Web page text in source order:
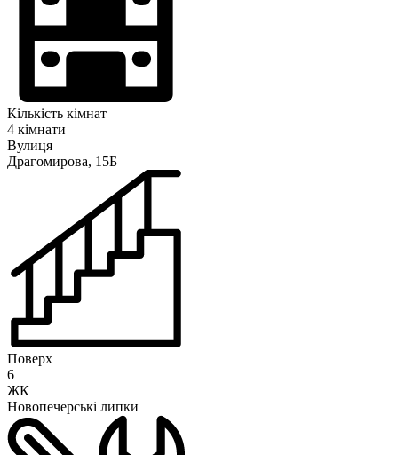
Кількість кімнат
4 кімнати
Вулиця
Драгомирова, 15Б
Поверх
6
ЖК
Новопечерські липки